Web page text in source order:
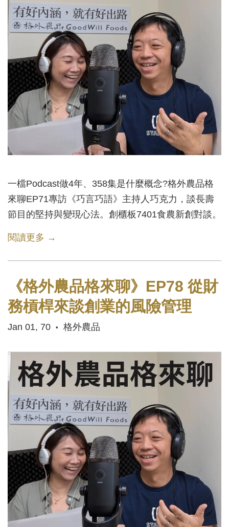
一檔Podcast做4年、358集是什麼概念?格外農品格
來聊EP71專訪《巧言巧語》主持人巧克力，談長壽
節目的堅持與變現心法。創櫃板7401食農新創對談。
閱讀更多 →
《格外農品格來聊》EP78 從財
務槓桿來談創業的風險管理
Jan 01, 70 • 格外農品